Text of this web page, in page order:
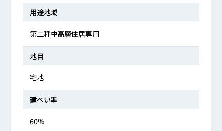
用途地域
第二種中高層住居専用
地目
宅地
建ぺい率
60%